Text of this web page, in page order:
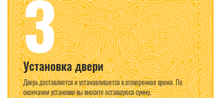
3
Установка двери
Дверь доставляется и устанавливается в оговоренное время. По
окончании установки вы вносите оставшуюся сумму.